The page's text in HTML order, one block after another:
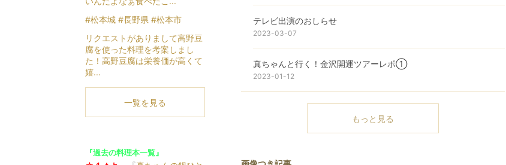
テレビ出演のおしらせ
2023-03-07
真ちゃんと行く！金沢開運ツアーレポ①
2023-01-12
もっと見る
#松本城 #長野県 #松本市
リクエストがありまして高野豆
腐を使った料理を考案しまし
た！高野豆腐は栄養価が高くて
嬉...
一覧を見る
『過去の料理本一覧』